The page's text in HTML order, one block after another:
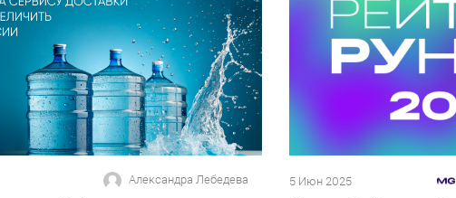
Александра Лебедева 5 Июн 2025